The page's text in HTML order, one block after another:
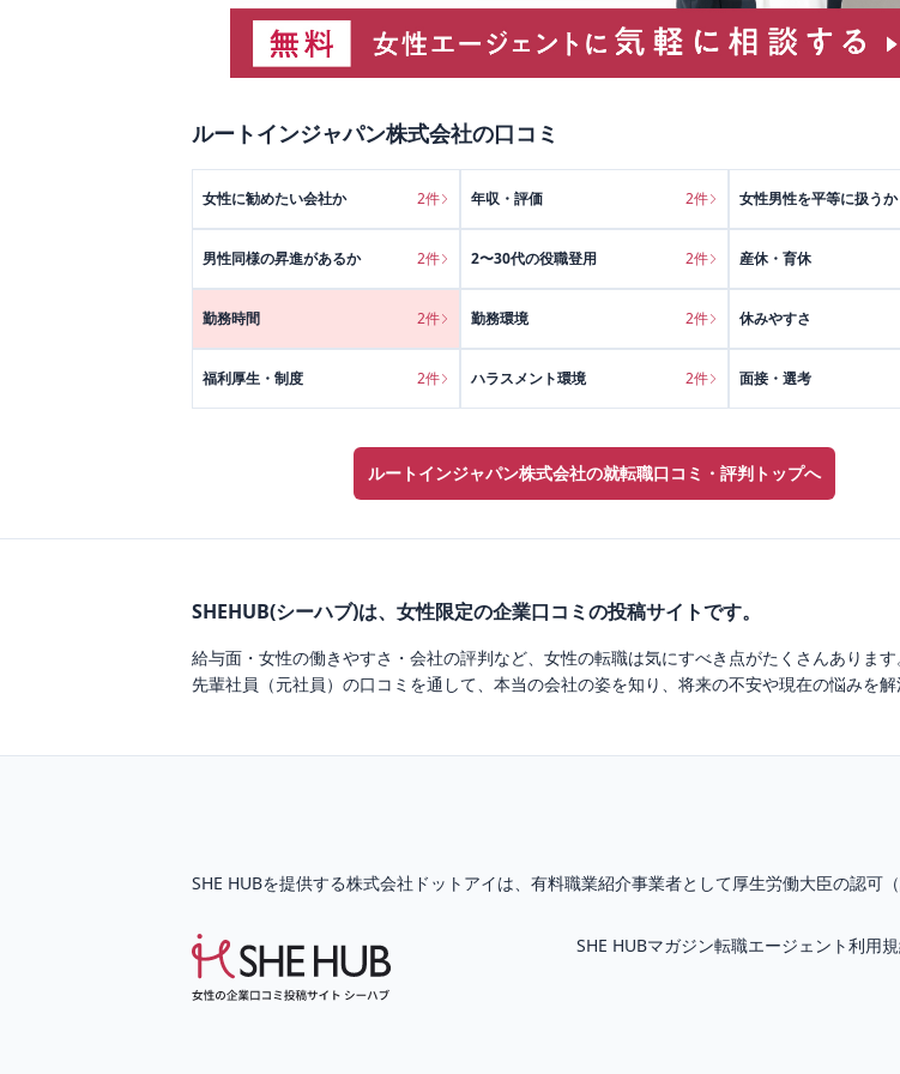
ルートインジャパン株式会社の口コミ
女性に勧めたい会社か 2件 年収・評価 2件 女性男性を平等に扱うか
男性同様の昇進があるか 2件 2〜30代の役職登用 2件 産休・育休
勤務時間 2件 勤務環境 2件 休みやすさ
福利厚生・制度 2件 ハラスメント環境 2件 面接・選考
ルートインジャパン株式会社の就転職口コミ・評判トップへ
SHEHUB(シーハブ)は、女性限定の企業口コミの投稿サイトです。
給与面・女性の働きやすさ・会社の評判など、女性の転職は気にすべき点がたくさんあります
先輩社員（元社員）の口コミを通して、本当の会社の姿を知り、将来の不安や現在の悩みを
SHE HUBを提供する株式会社ドットアイは、 有料職業紹介事業者として厚生労働大臣の認可（
SHE HUBマガジン転職エージェント利用